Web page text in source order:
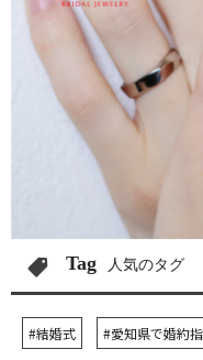
Tag 人気のタグ
#結婚式 #愛知県で婚約